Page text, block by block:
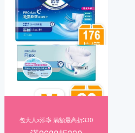
包大人x添寧 滿額最高折330